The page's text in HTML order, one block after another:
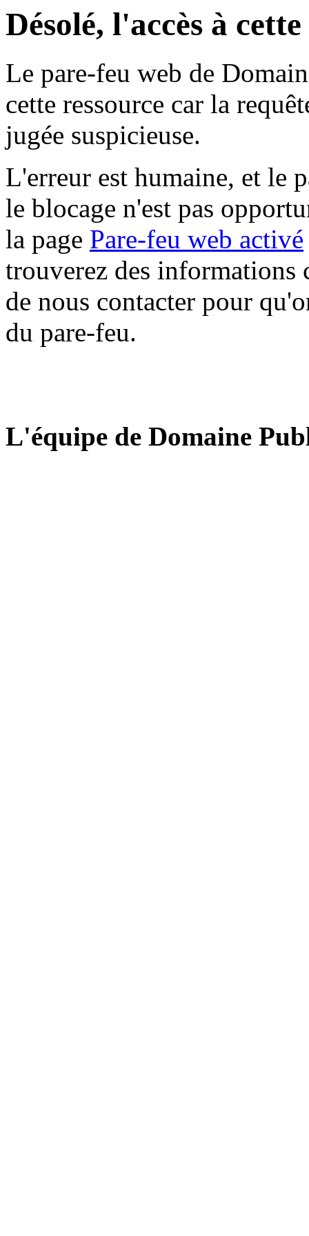
Désolé, l'accès à
Le pare-feu web de
cette ressource car la
jugée suspicieuse.
L'erreur est humaine, et le
le blocage n'est pas
la page Pare-feu web activé
trouverez des informations
de nous contacter pour
du pare-feu.
L'équipe de Domaine